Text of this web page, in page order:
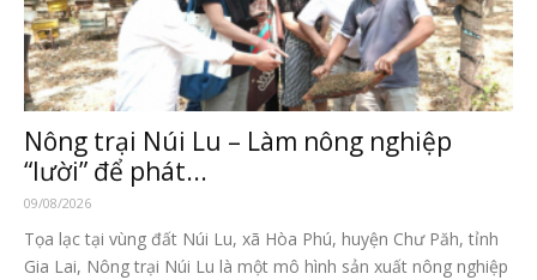
Nông trại Núi Lu – Làm nông nghiệp
“lười” để phát...
09/08/2026
Tọa lạc tại vùng đất Núi Lu, xã Hòa Phú, huyện Chư Păh, tỉnh
Gia Lai, Nông trại Núi Lu là một mô hình sản xuất nông nghiệp